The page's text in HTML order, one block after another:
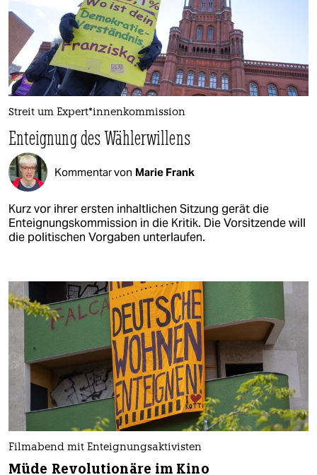
Streit um Ex­per­t*in­nen­kom­mis­si­on
Enteignung des Wählerwillens
Kommentar von Marie Frank
Kurz vor ihrer ersten inhaltlichen Sitzung gerät die
Enteignungskommission in die Kritik. Die Vorsitzende will
die politischen Vorgaben unterlaufen.
Filmabend mit Enteignungsaktivisten
Müde Revolutionäre im Kino